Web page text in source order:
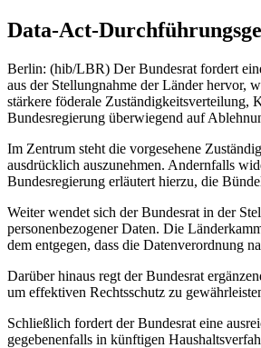
Data-Act-
Berlin: (hib/LBR) Der Bundesrat fordert
aus der Stellungnahme der Länder hervor,
stärkere föderale Zuständigkeitsverteilung,
Bundesregierung überwiegend auf
Im Zentrum steht die vorgesehene
ausdrücklich auszunehmen. Andernfalls
Bundesregierung erläutert hierzu, die
Weiter wendet sich der Bundesrat in der
personenbezogener Daten. Die
dem entgegen, dass die Datenverordnung
Darüber hinaus regt der Bundesrat
um effektiven Rechtsschutz zu
Schließlich fordert der Bundesrat eine
gegebenenfalls in künftigen